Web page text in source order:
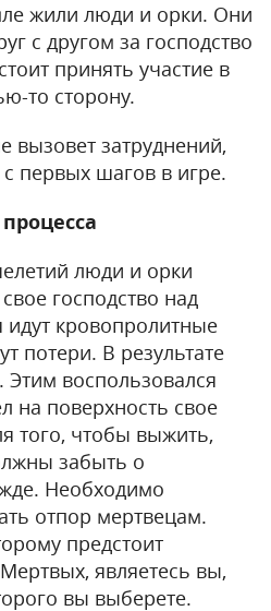
жили люди и орки. Они
с другом за господство
принять участие в
то сторону.
вызовет затруднений,
первых шагов в игре.
люди и орки
господство над
кровопролитные
потери. В результате
воспользовался
на поверхность свое
того, чтобы выжить,
забыть о
Необходимо
отпор мертвецам.
предстоит
являетесь вы,
вы выберете.